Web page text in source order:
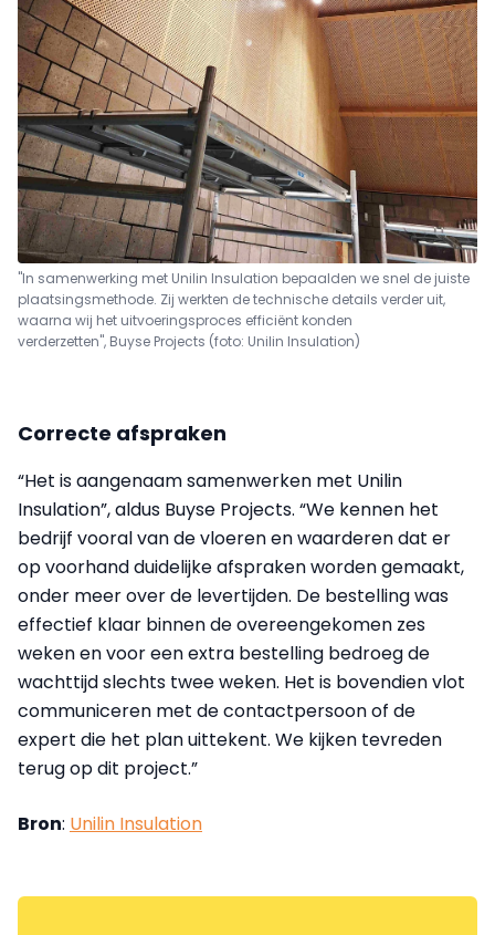
"In samenwerking met Unilin Insulation bepaalden we snel de juiste
plaatsingsmethode. Zij werkten de technische details verder uit,
waarna wij het uitvoeringsproces efficiënt konden
verderzetten", Buyse Projects (foto: Unilin Insulation)
Correcte afspraken
“Het is aangenaam samenwerken met Unilin
Insulation”, aldus Buyse Projects. “We kennen het
bedrijf vooral van de vloeren en waarderen dat er
op voorhand duidelijke afspraken worden gemaakt,
onder meer over de levertijden. De bestelling was
effectief klaar binnen de overeengekomen zes
weken en voor een extra bestelling bedroeg de
wachttijd slechts twee weken. Het is bovendien vlot
communiceren met de contactpersoon of de
expert die het plan uittekent. We kijken tevreden
terug op dit project.”
Bron: Unilin Insulation